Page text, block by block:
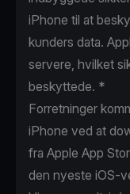
iPhone til at
kunders data.
servere, hvilket
beskyttede. *
Forretninger
iPhone ved at
fra Apple App
den nyeste iOS-